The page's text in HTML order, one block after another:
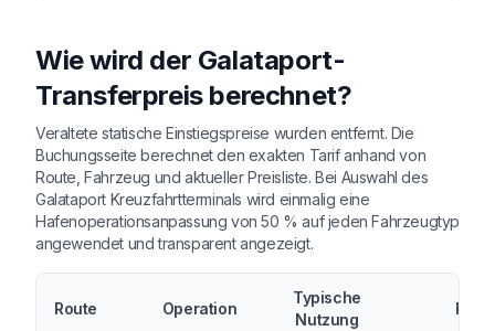
Wie wird der Galataport-
Transferpreis berechnet?
Veraltete statische Einstiegspreise wurden entfernt. Die
Buchungsseite berechnet den exakten Tarif anhand von
Route, Fahrzeug und aktueller Preisliste. Bei Auswahl des
Galataport Kreuzfahrtterminals wird einmalig eine
Hafenoperationsanpassung von 50 % auf jeden Fahrzeugtyp
angewendet und transparent angezeigt.
Route Operation
Typische
Nutzung
Preis